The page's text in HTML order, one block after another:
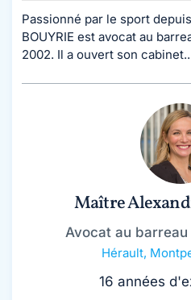
Passionné par le sport
BOUYRIE est avocat au
2002. Il a ouvert son
Maître
Avocat au
Hérault,
16 années